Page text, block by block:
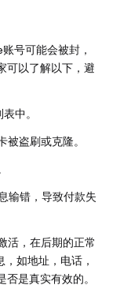
号可能会被封，
可以了解以下，避
表中。
盗刷或克隆。
输错，导致付款失
活，在后期的正常
如地址，电话，
是真实有效的。